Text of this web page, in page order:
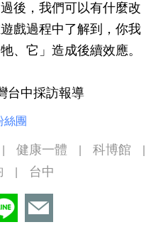
後，我們可以有什麼改
戲過程中了解到，你我
、它」造成後續效應。
台中採訪報導
絲團
健康一體 科博館
台中